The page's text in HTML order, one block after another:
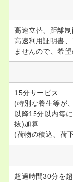
高速立替、距離制
高速利用証明書
ませんので、希
15分サービス
(特別な養生等が
以降15分以内毎
抜)加算
(荷物の積込、荷
超過時間30分を